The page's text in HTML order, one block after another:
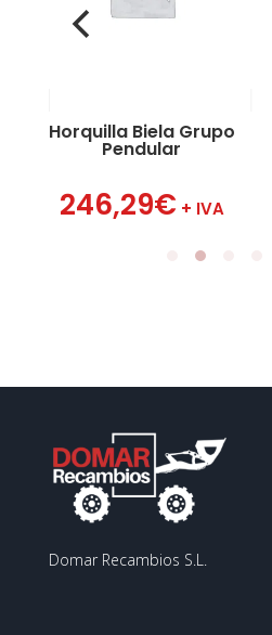
Horquilla Biela Grupo
Pendular
246,29€ + IVA
Domar Recambios S.L.